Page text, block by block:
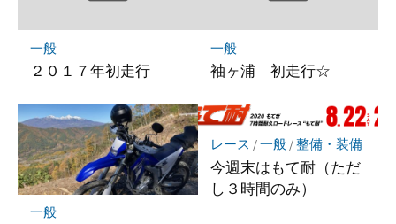
存
一般
２０１７年初走行
一般
袖ヶ浦 初走行☆
一般
レース /一般/整備・装備
今週末はもて耐（ただ
し３時間のみ）